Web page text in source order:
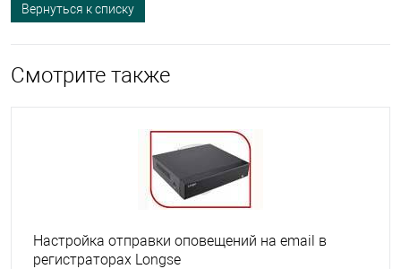
Вернуться к списку
Смотрите также
Настройка отправки оповещений на email в
регистраторах Longse